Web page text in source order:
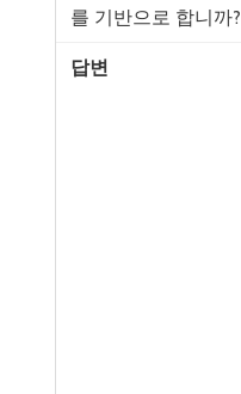
​를 기반으로 합니까?